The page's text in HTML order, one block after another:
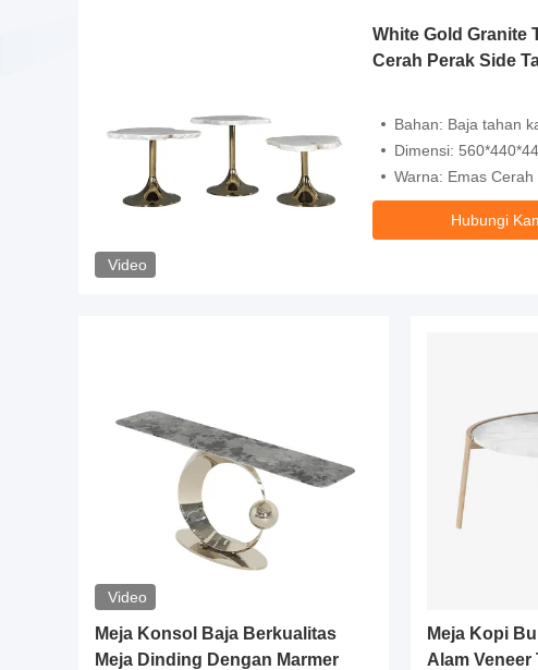
Video
White Gold Granite
Cerah Perak Side
Bahan: Baja tahan
Dimensi: 560*440*440/
Warna: Emas Cerah /
Hubungi
Video
Meja Konsol Baja Berkualitas
Meja Dinding Dengan Marmer
Meja Kopi
Alam Veneer